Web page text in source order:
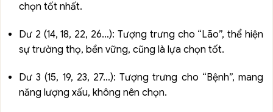
chọn tốt nhất.
Dư 2 (14, 18, 22, 26…): Tượng trưng cho “Lão”, thể hiện
sự trường thọ, bền vững, cũng là lựa chọn tốt.
Dư 3 (15, 19, 23, 27…): Tượng trưng cho “Bệnh”, mang
năng lượng xấu, không nên chọn.